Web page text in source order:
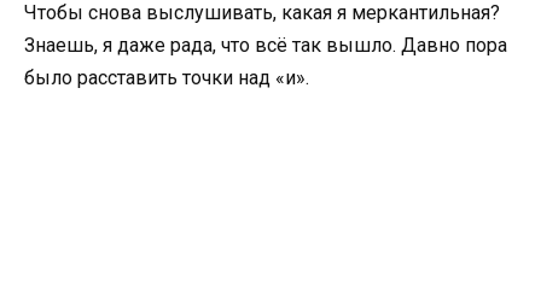
Чтобы снова выслушивать, какая я меркантильная?
Знаешь, я даже рада, что всё так вышло. Давно пора
было расставить точки над «и».